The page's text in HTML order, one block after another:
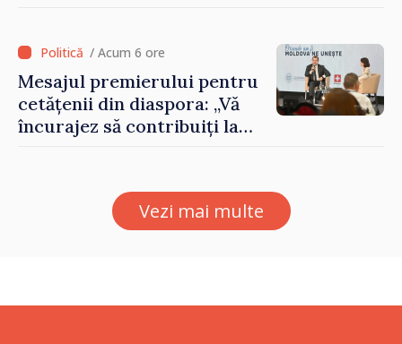
/ Acum 6 ore
Mesajul premierului pentru
cetățenii din diaspora: „Vă
încurajez să contribuiți la
Vezi mai multe